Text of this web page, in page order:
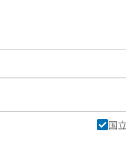
国